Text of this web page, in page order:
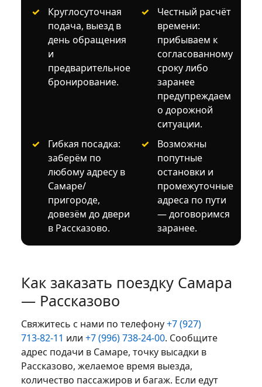
Круглосуточная
подача, выезд в
день обращения
и
предварительное
бронирование.
Честный расчёт
времени:
прибываем к
согласованному
сроку либо
заранее
предупреждаем
о дорожной
ситуации.
Гибкая посадка:
заберём по
любому адресу в
Самаре/
пригороде,
довезём до двери
в Рассказово.
Возможны
попутные
остановки и
промежуточные
адреса по пути
— договоримся
заранее.
Как заказать поездку Самара
— Рассказово
Свяжитесь с нами по телефону+7 (927)
713‑82‑11 или +7 (996) 738‑24‑00. Сообщите
адрес подачи в Самаре, точку высадки в
Рассказово, желаемое время выезда,
количество пассажиров и багаж. Если едут